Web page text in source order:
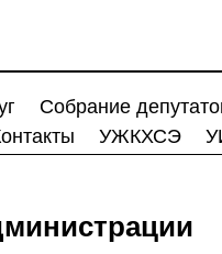
Собрание
УЖКХСЭ